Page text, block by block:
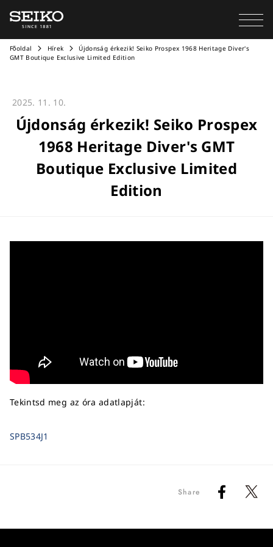
Főoldal Hírek
Újdonság érkezik! Seiko Prospex 1968 Heritage Diver's
GMT Boutique Exclusive Limited Edition
2025. 11. 10.
Újdonság érkezik! Seiko Prospex
1968 Heritage Diver's GMT
Boutique Exclusive Limited
Edition
Tekintsd meg az óra adatlapját:
SPB534J1
Share